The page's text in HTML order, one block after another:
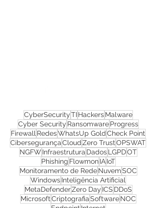
CyberSecurityTIHackersMalware
Cyber SecurityRansomwareProgress
FirewallRedesWhatsUp GoldCheck Point
CibersegurançaCloudZero TrustOPSWAT
NGFWInfraestruturaDadosLGPDOT
PhishingFlowmonIAIoT
Monitoramento de RedeNuvemSOC
WindowsInteligência Artificial